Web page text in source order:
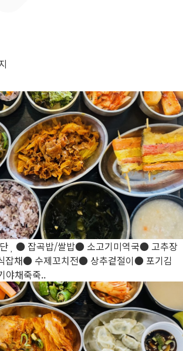
● 잡곡밥/쌀밥● 소고기미역국● 고추장
채● 수제꼬치전● 상추겉절이● 포기김
야채죽죽..